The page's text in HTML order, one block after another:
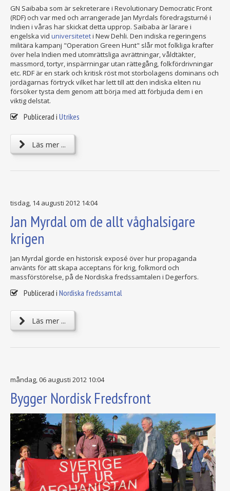
GN Saibaba som är sekreterare i Revolutionary Democratic Front
(RDF) och var med och arrangerade Jan Myrdals föredragsturné i
Indien i våras har skickat detta upprop. Saibaba är lärare i
engelska vid universiteteti New Dehli. Den indiska regeringens
militära kampanj "Operation Green Hunt" slår mot folkliga krafter
över hela Indien med utomrättsliga avrättningar, våldtäkter,
massmord, tortyr, inspärrningar utan rättegång, folkfördrivningar
etc. RDF är en stark och kritisk röst mot storbolagens dominans och
jordägarnas förtryck vilket har lett till att den indiska eliten nu
försöker tysta dem genom att börja med att förbjuda dem i en
viktig delstat.
Publicerad i Utrikes
Läs mer ...
tisdag, 14 augusti 2012 14:04
Jan Myrdal om de allt våghalsigare
krigen
Jan Myrdal gjorde en historisk exposé över hur propaganda
använts för att skapa acceptans för krig, folkmord och
massförstörelse, på de Nordiska fredssamtalen i Degerfors.
Publicerad i Nordiska fredssamtal
Läs mer ...
måndag, 06 augusti 2012 10:04
Bygger Nordisk Fredsfront